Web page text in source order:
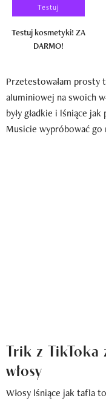
Testuj
Testuj kosmetyki! ZA
DARMO!
Przetestowałam
aluminiowej na swoich
były gładkie i lśniące
Musicie wypróbować go
Trik z
włosy
Włosy lśniące jak tafla